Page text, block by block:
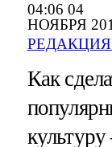
04:06 04
НОЯБРЯ
Как